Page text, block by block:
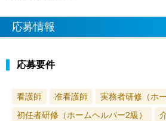
応募情報
応募要件
看護師 准看護師
実務者研修（ホ
初任者研修（ホームヘルパー2級）